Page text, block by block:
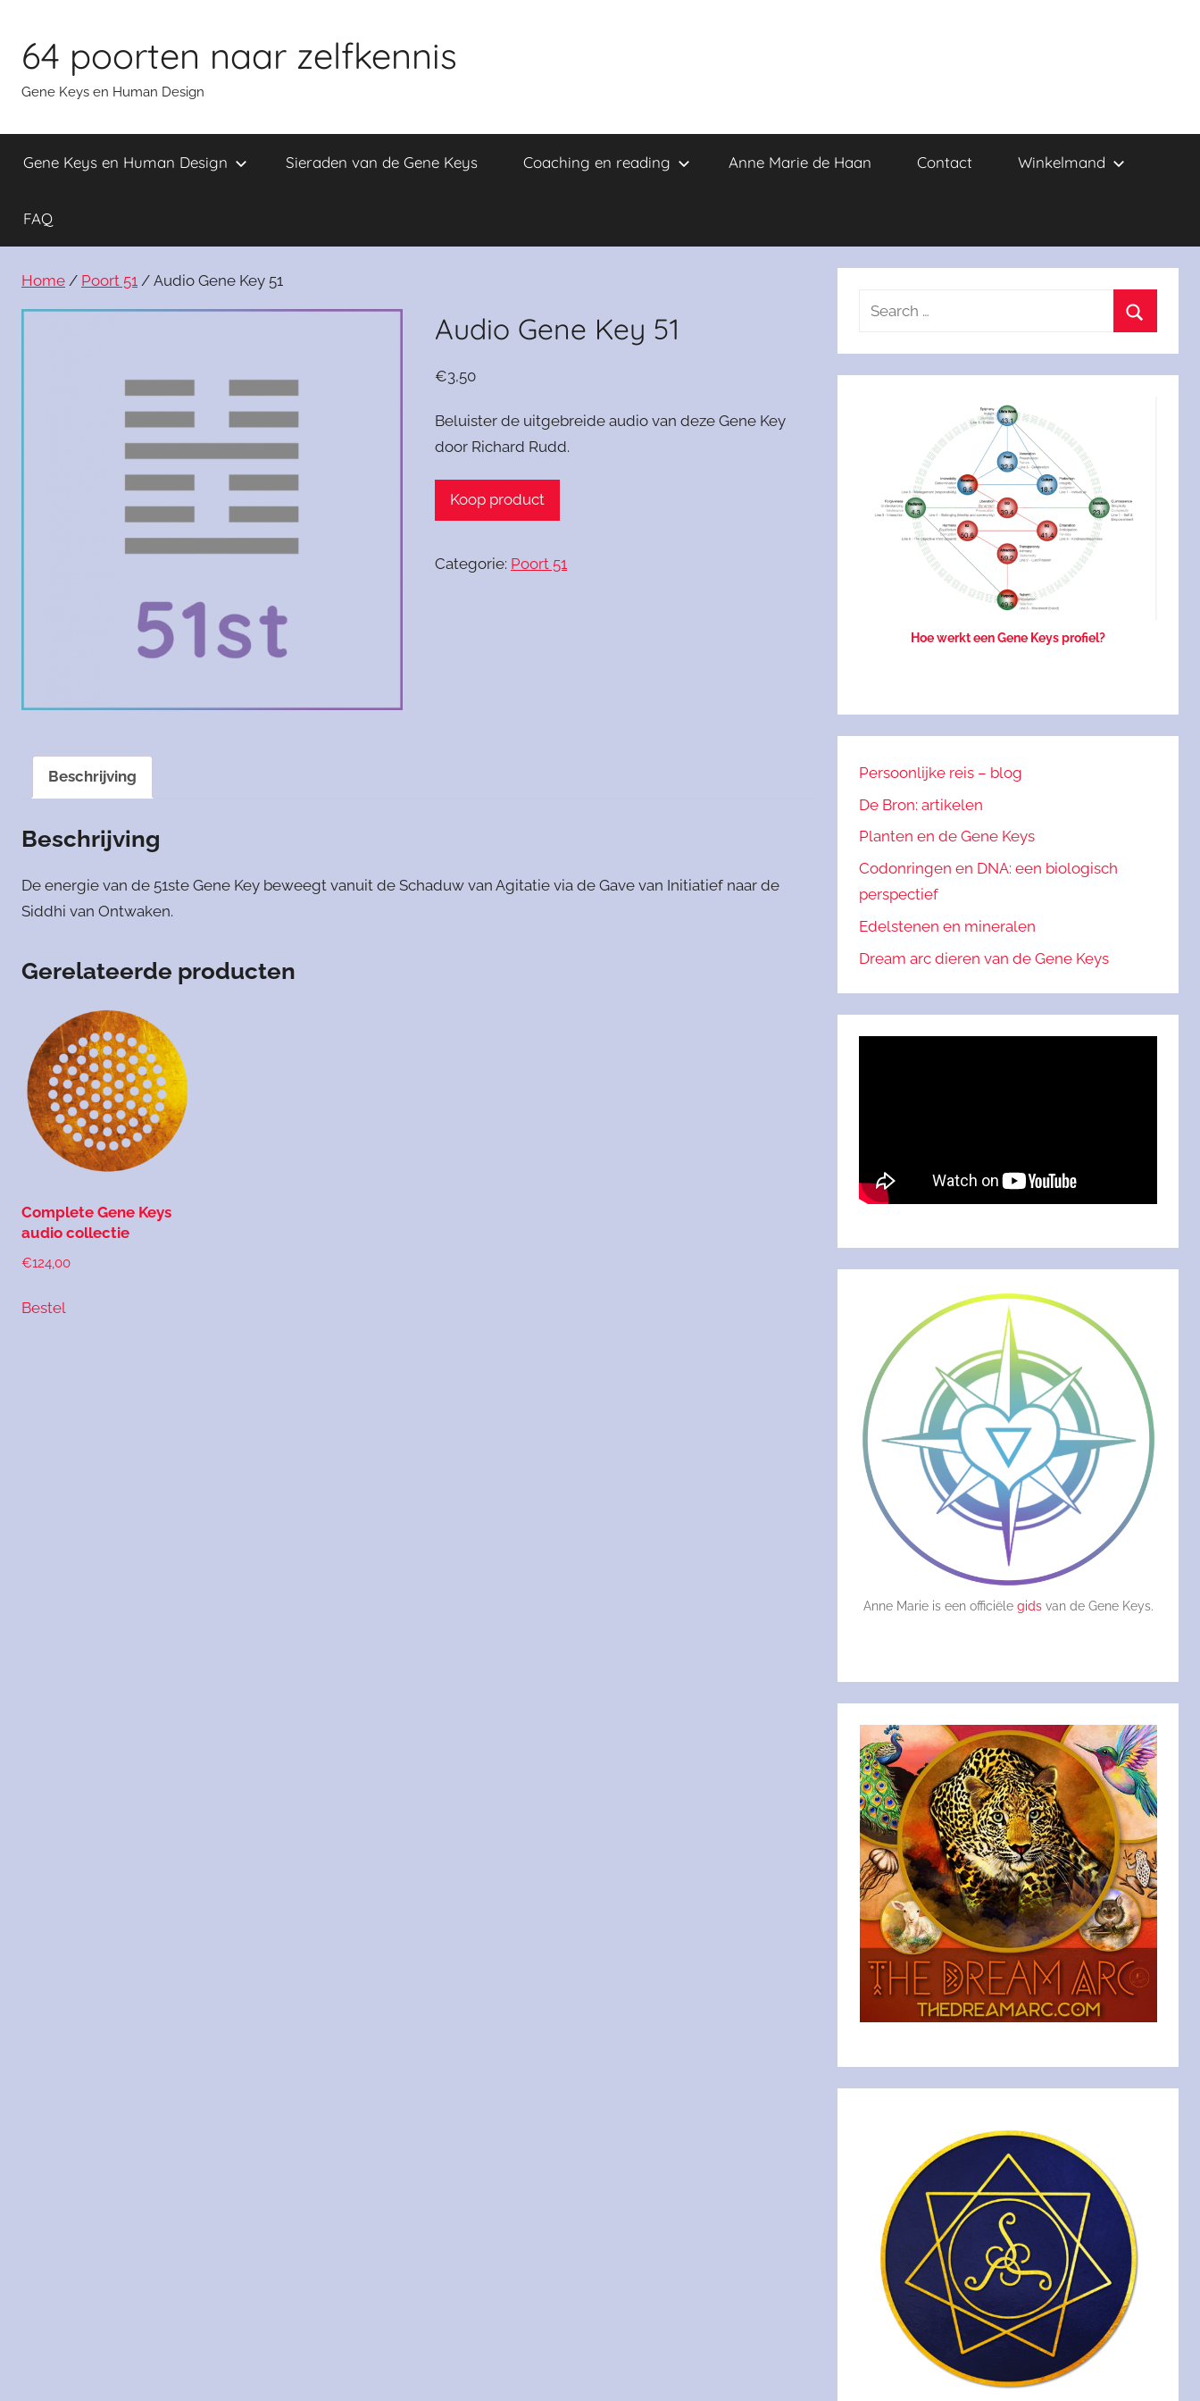
content
64 poorten naar zelfkennis
Gene Keys en Human Design
Gene Keys en Human Design Sieraden van de Gene Keys Coaching en reading Anne Marie de Haan Contact Winkelmand
FAQ
Home / Poort 51 / Audio Gene Key 51
Audio Gene Key 51
€3,50
Beluister de uitgebreide audio van deze Gene Key
door Richard Rudd.
Koop product
Categorie: Poort 51
Beschrijving
Beschrijving
De energie van de 51ste Gene Key beweegt vanuit de Schaduw van Agitatie via de Gave van Initiatief naar de
Siddhi van Ontwaken.
Gerelateerde producten
Complete Gene Keys
audio collectie
€124,00
Bestel
Search
Hoe werkt een Gene Keys profiel?
Persoonlijke reis – blog
De Bron: artikelen
Planten en de Gene Keys
Codonringen en DNA: een biologisch
perspectief
Edelstenen en mineralen
Dream arc dieren van de Gene Keys
Anne Marie is een officiële gidsvan de Gene Keys.